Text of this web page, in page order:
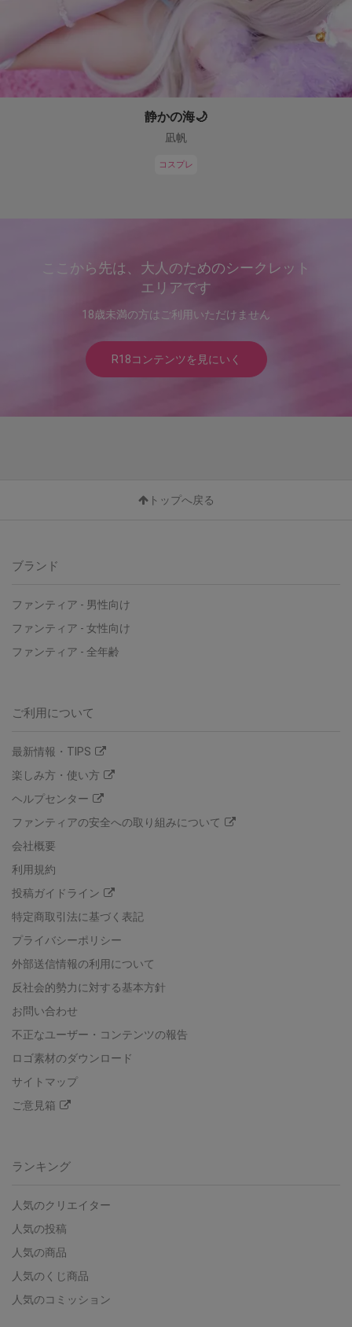
静かの海🌙
凪帆
コスプレ
ここから先は、大人のためのシークレット
エリアです
18歳未満の方はご利用いただけません
R18コンテンツを見にいく
トップへ戻る
ブランド
ファンティア - 男性向け
ファンティア - 女性向け
ファンティア - 全年齢
ご利用について
最新情報・TIPS
楽しみ方・使い方
ヘルプセンター
ファンティアの安全への取り組みについて
会社概要
利用規約
投稿ガイドライン
特定商取引法に基づく表記
プライバシーポリシー
外部送信情報の利用について
反社会的勢力に対する基本方針
お問い合わせ
不正なユーザー・コンテンツの報告
ロゴ素材のダウンロード
サイトマップ
ご意見箱
ランキング
人気のクリエイター
人気の投稿
人気の商品
人気のくじ商品
人気のコミッション